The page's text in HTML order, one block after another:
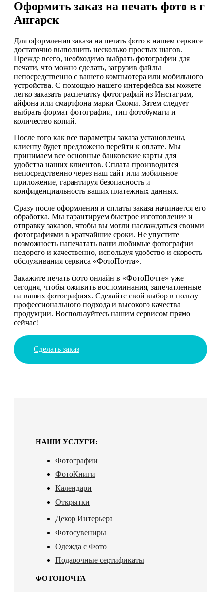
Оформить заказ на печать фото в г
Ангарск
Для оформления заказа на печать фото в нашем сервисе
достаточно выполнить несколько простых шагов.
Прежде всего, необходимо выбрать фотографии для
печати, что можно сделать, загрузив файлы
непосредственно с вашего компьютера или мобильного
устройства. С помощью нашего интерфейса вы можете
легко заказать распечатку фотографий из Инстаграм,
айфона или смартфона марки Сяоми. Затем следует
выбрать формат фотографии, тип фотобумаги и
количество копий.
После того как все параметры заказа установлены,
клиенту будет предложено перейти к оплате. Мы
принимаем все основные банковские карты для
удобства наших клиентов. Оплата производится
непосредственно через наш сайт или мобильное
приложение, гарантируя безопасность и
конфиденциальность ваших платежных данных.
Сразу после оформления и оплаты заказа начинается его
обработка. Мы гарантируем быстрое изготовление и
отправку заказов, чтобы вы могли наслаждаться своими
фотографиями в кратчайшие сроки. Не упустите
возможность напечатать ваши любимые фотографии
недорого и качественно, используя удобство и скорость
обслуживания сервиса «ФотоПочта».
Закажите печать фото онлайн в «ФотоПочте» уже
сегодня, чтобы оживить воспоминания, запечатленные
на ваших фотографиях. Сделайте свой выбор в пользу
профессионального подхода и высокого качества
продукции. Воспользуйтесь нашим сервисом прямо
сейчас!
Сделать заказ
НАШИ УСЛУГИ:
Фотографии
ФотоКниги
Календари
Открытки
Декор Интерьера
Фотосувениры
Одежда с Фото
Подарочные сертификаты
ФОТОПОЧТА